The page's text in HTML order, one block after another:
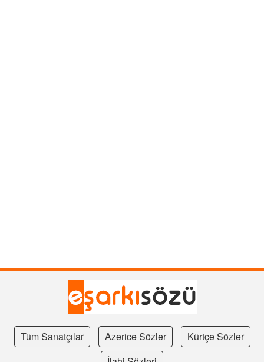
Tüm Sanatçılar Azerice Sözler
Kürtçe Sözler